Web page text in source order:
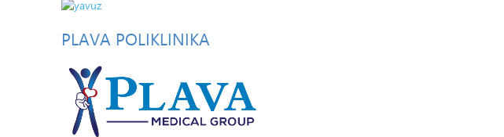
PLAVA POLIKLINIKA